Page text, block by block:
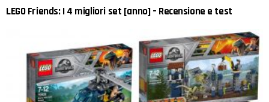
LEGO Friends: I 4 migliori set [anno] – Recensione e test